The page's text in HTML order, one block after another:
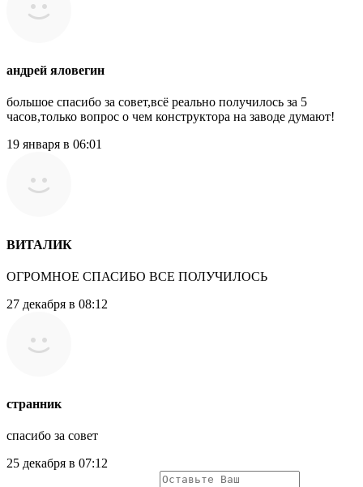
андрей яловегин
большое спасибо за совет,всё реально получилось за 5
часов,только вопрос о чем конструктора на заводе думают!
19 января в 06:01
ВИТАЛИК
ОГРОМНОЕ СПАСИБО ВСЕ ПОЛУЧИЛОСЬ
27 декабря в 08:12
странник
спасибо за совет
25 декабря в 07:12